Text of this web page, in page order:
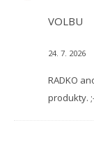
VOLBU
24. 7. 2026
RADKO
produkty.